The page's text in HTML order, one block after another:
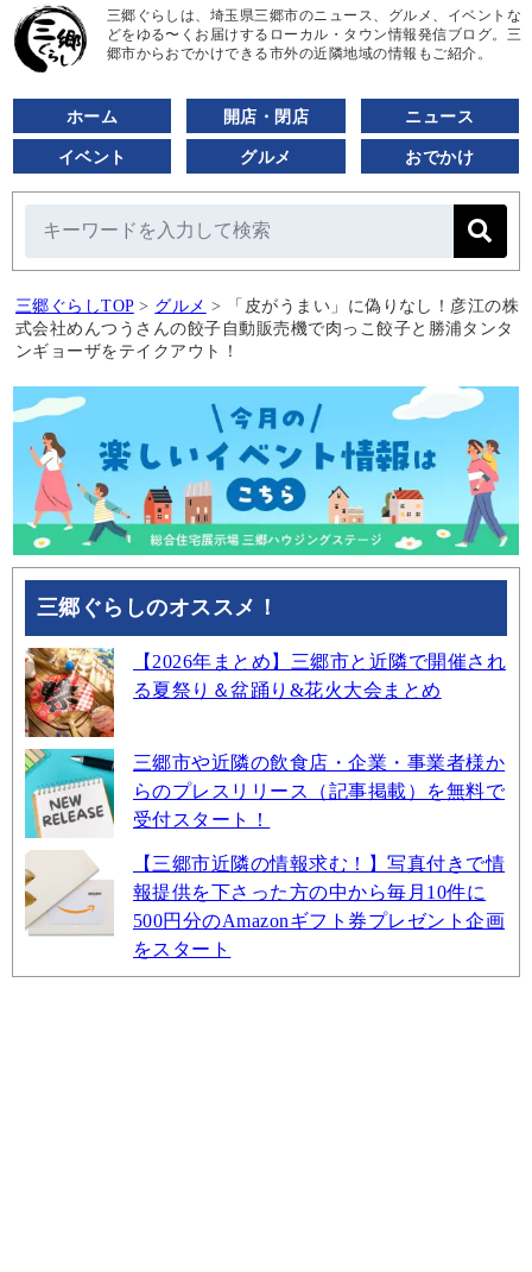
三郷ぐらしは、埼玉県三郷市のニュース、グルメ、イベントな
どをゆる〜くお届けするローカル・タウン情報発信ブログ。三
郷市からおでかけできる市外の近隣地域の情報もご紹介。
ホーム 開店・閉店 ニュース
イベント グルメ おでかけ
三郷ぐらしTOP > グルメ >
「皮がうまい」に偽りなし！彦江の株
式会社めんつうさんの餃子自動販売機で肉っこ餃子と勝浦タンタ
ンギョーザをテイクアウト！
三郷ぐらしのオススメ！
【2026年まとめ】三郷市と近隣で開催され
る夏祭り＆盆踊り&花火大会まとめ
三郷市や近隣の飲食店・企業・事業者様か
らのプレスリリース（記事掲載）を無料で
受付スタート！
【三郷市近隣の情報求む！】写真付きで情
報提供を下さった方の中から毎月10件に
500円分のAmazonギフト券プレゼント企画
をスタート